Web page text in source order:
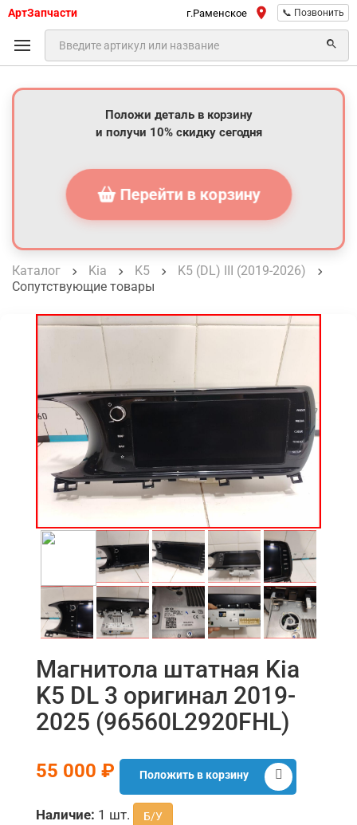
АртЗапчасти г.Раменское 📞 Позвонить
Положи деталь в корзину
и получи 10% скидку сегодня
Перейти в корзину
Каталог Kia K5
K5 (DL) III (2019-2026)
Сопутствующие товары
Магнитола штатная Kia
K5 DL 3 оригинал 2019-
2025 (96560L2920FHL)
55 000 ₽ Положить в корзину
Наличие: 1 шт. Б/У